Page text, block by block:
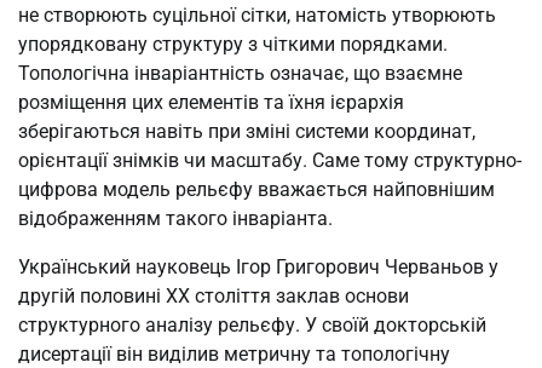
не створюють суцільної сітки, натомість утворюють
упорядковану структуру з чіткими порядками.
Топологічна інваріантність означає, що взаємне
розміщення цих елементів та їхня ієрархія
зберігаються навіть при зміні системи координат,
орієнтації знімків чи масштабу. Саме тому структурно-
цифрова модель рельєфу вважається найповнішим
відображенням такого інваріанта.
Український науковець Ігор Григорович Черваньов у
другій половині XX століття заклав основи
структурного аналізу рельєфу. У своїй докторській
дисертації він виділив метричну та топологічну